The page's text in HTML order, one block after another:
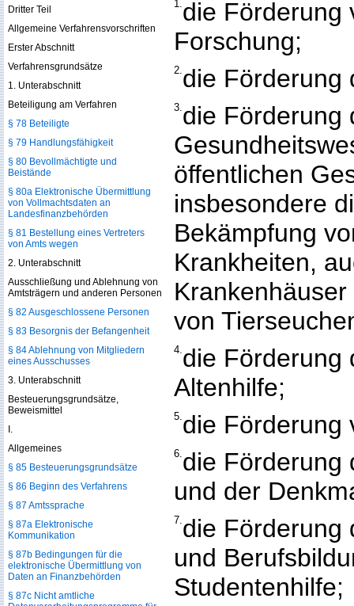
1.die Förderung
Forschung;
2.die Förderung
3.die Förderung
öffentlichen
insbesondere
Bekämpfung
Krankheiten,
von
4.die Förderung
Altenhilfe;
5.die Förderung
6.die Förderung
und der
7.die Förderung
und
Studentenhilfe;
Dritter Teil
Allgemeine Verfahrensvorschriften
Erster Abschnitt
Verfahrensgrundsätze
1. Unterabschnitt
Beteiligung am Verfahren
§ 78 Beteiligte
§ 79 Handlungsfähigkeit
§ 80 Bevollmächtigte und
Beistände
§ 80a Elektronische Übermittlung
von Vollmachtsdaten an
Landesfinanzbehörden
§ 81 Bestellung eines Vertreters
von Amts wegen
2. Unterabschnitt
Ausschließung und Ablehnung von
Amtsträgern und anderen Personen
§ 82 Ausgeschlossene Personen
§ 83 Besorgnis der Befangenheit
§ 84 Ablehnung von Mitgliedern
eines Ausschusses
3. Unterabschnitt
Besteuerungsgrundsätze,
Beweismittel
I.
Allgemeines
§ 85 Besteuerungsgrundsätze
§ 86 Beginn des Verfahrens
§ 87 Amtssprache
§ 87a Elektronische
Kommunikation
§ 87b Bedingungen für die
elektronische Übermittlung von
Daten an Finanzbehörden
§ 87c Nicht amtliche